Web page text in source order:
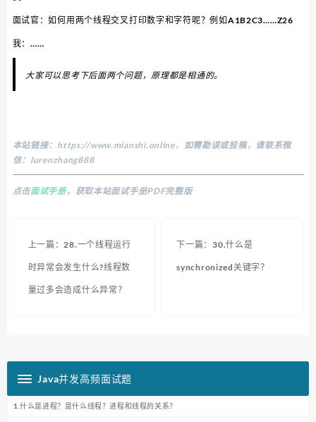
面试官：如何用两个线程交叉打印数字和字符呢？例如A1B2C3……Z26
我：……
大家可以思考下后面两个问题，原理都是相通的。
本站链接： https://www.mianshi.online， 如需勘误或投稿，请联系微
信：lurenzhang888
点击面试手册，获取本站面试手册PDF完整版
上一篇：28.一个线程运行
时异常会发生什么?线程数
量过多会造成什么异常？
下一篇：30.什么是
synchronized关键字？
Java并发高频面试题
1.什么是进程？是什么线程？进程和线程的关系？